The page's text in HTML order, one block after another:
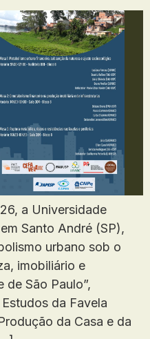
a Universidade
Santo André (SP),
urbano sob o
imobiliário e
São Paulo”,
da Favela
da Casa e da